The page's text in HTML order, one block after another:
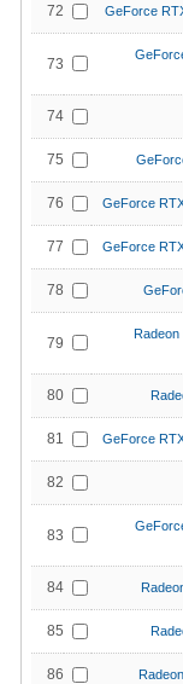
72 GeForce
73
74
75
76 GeForce
77 GeForce
78
79
Radeon
80
81 GeForce
82
83
84
85
86